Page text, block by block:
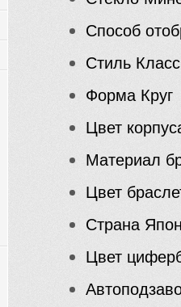
Способ
Стиль
ФормаКруг
Цвет
Материал
Цвет
Страна
Цвет